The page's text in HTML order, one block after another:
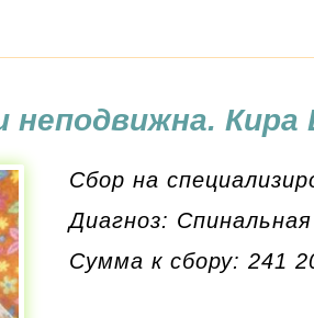
неподвижна. Кира
Сбор на
Диагноз:
Сумма к сбору: 241